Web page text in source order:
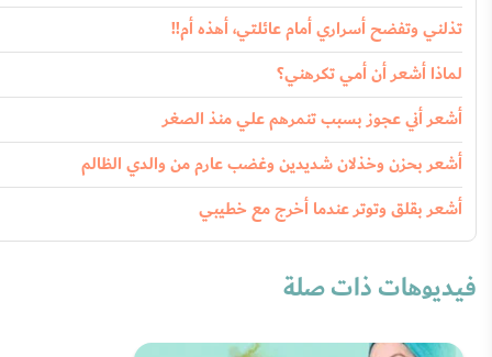
تذلني وتفضح أسراري أمام عائلتي، أهذه أم!!
لماذا أشعر أن أمي تكرهني؟
أشعر أني عجوز بسبب تنمرهم علي منذ الصغر
أشعر بحزن وخذلان شديدين وغضب عارم من والدي الظالم
أشعر بقلق وتوتر عندما أخرج مع خطيبي
فيديوهات ذات صلة